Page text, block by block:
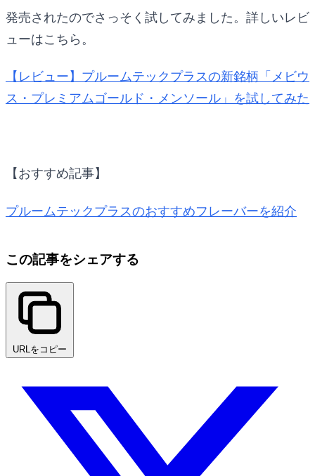
発売されたのでさっそく試してみました。詳しいレビ
ューはこちら。
【レビュー】プルームテックプラスの新銘柄「メビウ
ス・プレミアムゴールド・メンソール」を試してみた
【おすすめ記事】
プルームテックプラスのおすすめフレーバーを紹介
この記事をシェアする
URLをコピー